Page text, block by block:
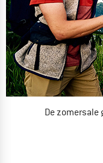
De zomersale